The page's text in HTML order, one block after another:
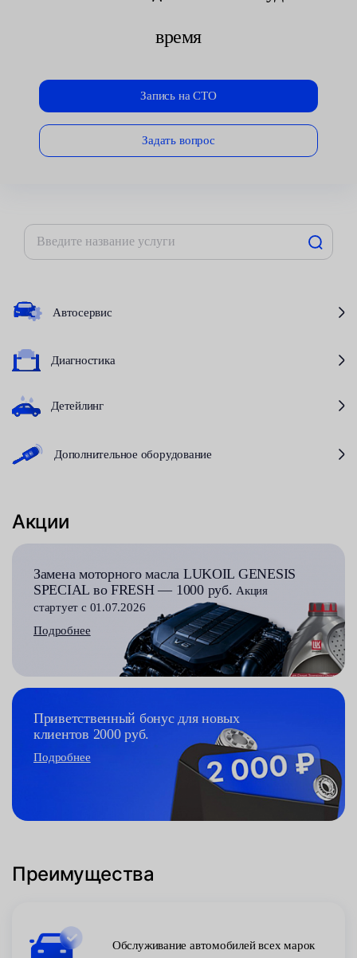
время
Запись на СТО
Задать вопрос
Автосервис
Диагностика
Детейлинг
Дополнительное оборудование
Акции
Замена моторного масла LUKOIL GENESIS
SPECIAL во FRESH — 1000 руб. Акция
стартует с 01.07.2026
Подробнее
Приветственный бонус для новых
клиентов 2000 руб.
Подробнее
Преимущества
Обслуживание автомобилей всех марок